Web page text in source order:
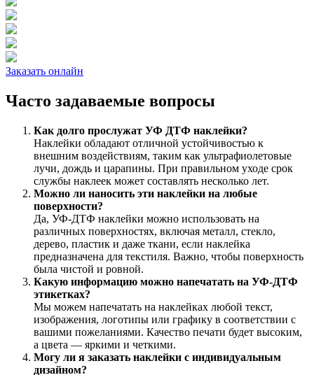
Заказать онлайн
Часто задаваемые вопросы
Как долго прослужат УФ ДТФ наклейки?
Наклейки обладают отличной устойчивостью к
внешним воздействиям, таким как ультрафиолетовые
лучи, дождь и царапины. При правильном уходе срок
службы наклеек может составлять несколько лет.
Можно ли наносить эти наклейки на любые
поверхности?
Да, УФ-ДТФ наклейки можно использовать на
различных поверхностях, включая металл, стекло,
дерево, пластик и даже ткани, если наклейка
предназначена для текстиля. Важно, чтобы поверхность
была чистой и ровной.
Какую информацию можно напечатать на УФ-ДТФ
этикетках?
Мы можем напечатать на наклейках любой текст,
изображения, логотипы или графику в соответствии с
вашими пожеланиями. Качество печати будет высоким,
а цвета — яркими и четкими.
Могу ли я заказать наклейки с индивидуальным
дизайном?